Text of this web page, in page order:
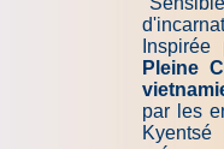
Pleine
par les